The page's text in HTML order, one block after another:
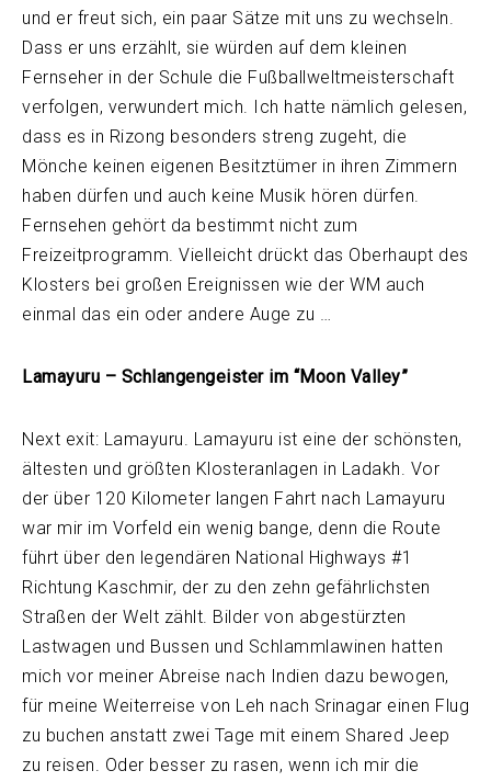
und er freut sich, ein paar Sätze mit uns zu wechseln.
Dass er uns erzählt, sie würden auf dem kleinen
Fernseher in der Schule die Fußballweltmeisterschaft
verfolgen, verwundert mich. Ich hatte nämlich gelesen,
dass es in Rizong besonders streng zugeht, die
Mönche keinen eigenen Besitztümer in ihren Zimmern
haben dürfen und auch keine Musik hören dürfen.
Fernsehen gehört da bestimmt nicht zum
Freizeitprogramm. Vielleicht drückt das Oberhaupt des
Klosters bei großen Ereignissen wie der WM auch
einmal das ein oder andere Auge zu …
Lamayuru – Schlangengeister im “Moon Valley”
Next exit: Lamayuru. Lamayuru ist eine der schönsten,
ältesten und größten Klosteranlagen in Ladakh. Vor
der über 120 Kilometer langen Fahrt nach Lamayuru
war mir im Vorfeld ein wenig bange, denn die Route
führt über den legendären National Highways #1
Richtung Kaschmir, der zu den zehn gefährlichsten
Straßen der Welt zählt. Bilder von abgestürzten
Lastwagen und Bussen und Schlammlawinen hatten
mich vor meiner Abreise nach Indien dazu bewogen,
für meine Weiterreise von Leh nach Srinagar einen Flug
zu buchen anstatt zwei Tage mit einem Shared Jeep
zu reisen. Oder besser zu rasen, wenn ich mir die